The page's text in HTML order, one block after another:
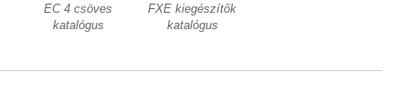
EC 4 csöves
katalógus
FXE kiegészítők
katalógus